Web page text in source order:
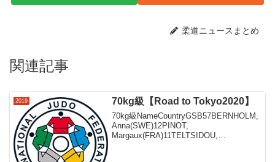
柔道ニュースまとめ
関連記事
2019 70kg級【Road to Tokyo2020】
70kg級NameCountryGSB57BERNHOLM,
Anna(SWE)12PINOT,
Margaux(FRA)11TELTSIDOU,